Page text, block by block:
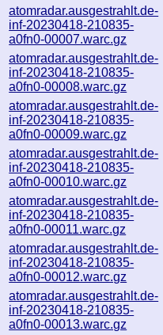
atomradar.ausgestrahlt.de-
inf-20230418-210835-
a0fn0-00007.warc.gz
atomradar.ausgestrahlt.de-
inf-20230418-210835-
a0fn0-00008.warc.gz
atomradar.ausgestrahlt.de-
inf-20230418-210835-
a0fn0-00009.warc.gz
atomradar.ausgestrahlt.de-
inf-20230418-210835-
a0fn0-00010.warc.gz
atomradar.ausgestrahlt.de-
inf-20230418-210835-
a0fn0-00011.warc.gz
atomradar.ausgestrahlt.de-
inf-20230418-210835-
a0fn0-00012.warc.gz
atomradar.ausgestrahlt.de-
inf-20230418-210835-
a0fn0-00013.warc.gz